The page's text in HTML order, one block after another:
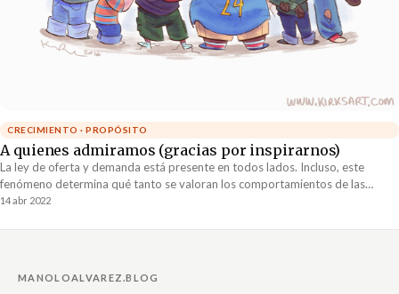
CRECIMIENTO · PROPÓSITO
A quienes admiramos (gracias por inspirarnos)
La ley de oferta y demanda está presente en todos lados. Incluso, este
fenómeno determina qué tanto se valoran los comportamientos de las
personas. Aquellos comportamientos escasos son los que más se estiman.
14 abr 2022
MANOLOALVAREZ.BLOG